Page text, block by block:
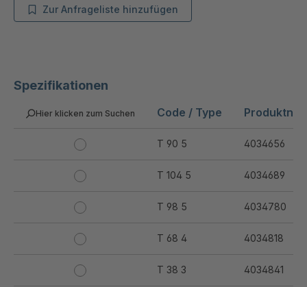
Spezifikationen
Hier klicken zum Suchen Code / Type
T 90 5 4034656
T 104 5 4034689
T 98 5 4034780
T 68 4 4034818
T 38 3 4034841
Zur Anfrageliste hinzufügen